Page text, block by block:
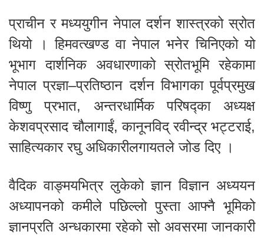
प्राचीन र मध्ययुगीन नेपाल दर्शन शास्त्रको स्रोत
थियो । हिमवत्खण्ड वा नेपाल भनेर चिनिएको यो
भूभाग दार्शनिक अवधारणाको स्रोतभूमि रहेकामा
नेपाल प्रज्ञा–प्रतिष्ठान दर्शन विभागका पूर्वप्रमुख
विष्णु प्रभात, अन्तरधार्मिक परिषद्का अध्यक्ष
केशवप्रसाद चौलागाईं, कानूनविद् रवीन्द्र भट्टराई,
साहित्यकार रघु अधिकारीलगायतले जोड दिए ।
वैदिक वाङ्मयभित्र लुकेको ज्ञान विज्ञान अध्ययन
अध्यापनको कमीले पछिल्लो पुस्ता आफ्नै भूमिको
ज्ञानप्रति अन्धकारमा रहेको सो अवसरमा जानकारी